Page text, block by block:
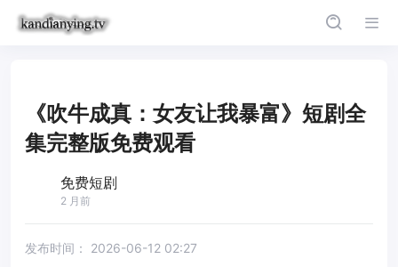
《吹牛成真：女友让我暴富》短剧全
集完整版免费观看
免费短剧
2 月前
发布时间： 2026-06-12 02:27